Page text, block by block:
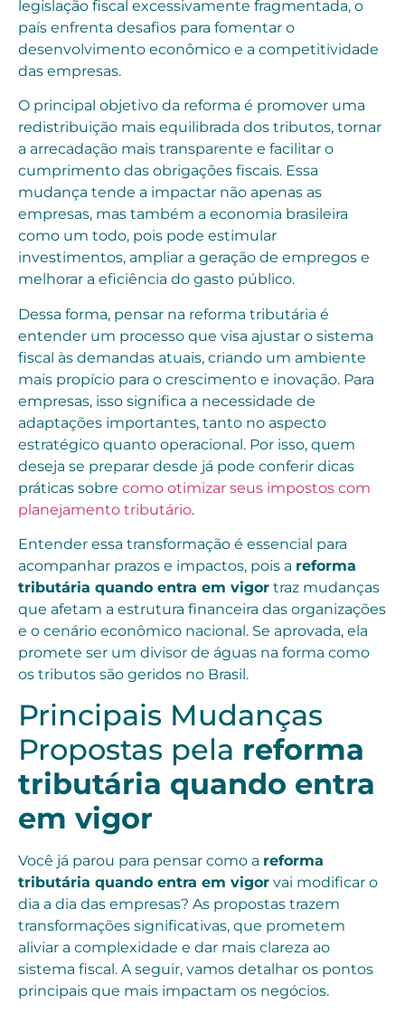
legislação fiscal excessivamente fragmentada, o
país enfrenta desafios para fomentar o
desenvolvimento econômico e a competitividade
das empresas.
O principal objetivo da reforma é promover uma
redistribuição mais equilibrada dos tributos, tornar
a arrecadação mais transparente e facilitar o
cumprimento das obrigações fiscais. Essa
mudança tende a impactar não apenas as
empresas, mas também a economia brasileira
como um todo, pois pode estimular
investimentos, ampliar a geração de empregos e
melhorar a eficiência do gasto público.
Dessa forma, pensar na reforma tributária é
entender um processo que visa ajustar o sistema
fiscal às demandas atuais, criando um ambiente
mais propício para o crescimento e inovação. Para
empresas, isso significa a necessidade de
adaptações importantes, tanto no aspecto
estratégico quanto operacional. Por isso, quem
deseja se preparar desde já pode conferir dicas
práticas sobre como otimizar seus impostos com
planejamento tributário.
Entender essa transformação é essencial para
acompanhar prazos e impactos, pois a reforma
tributária quando entra em vigor traz mudanças
que afetam a estrutura financeira das organizações
e o cenário econômico nacional. Se aprovada, ela
promete ser um divisor de águas na forma como
os tributos são geridos no Brasil.
Principais Mudanças
Propostas pela reforma
tributária quando entra
em vigor
Você já parou para pensar como a reforma
tributária quando entra em vigor vai modificar o
dia a dia das empresas? As propostas trazem
transformações significativas, que prometem
aliviar a complexidade e dar mais clareza ao
sistema fiscal. A seguir, vamos detalhar os pontos
principais que mais impactam os negócios.